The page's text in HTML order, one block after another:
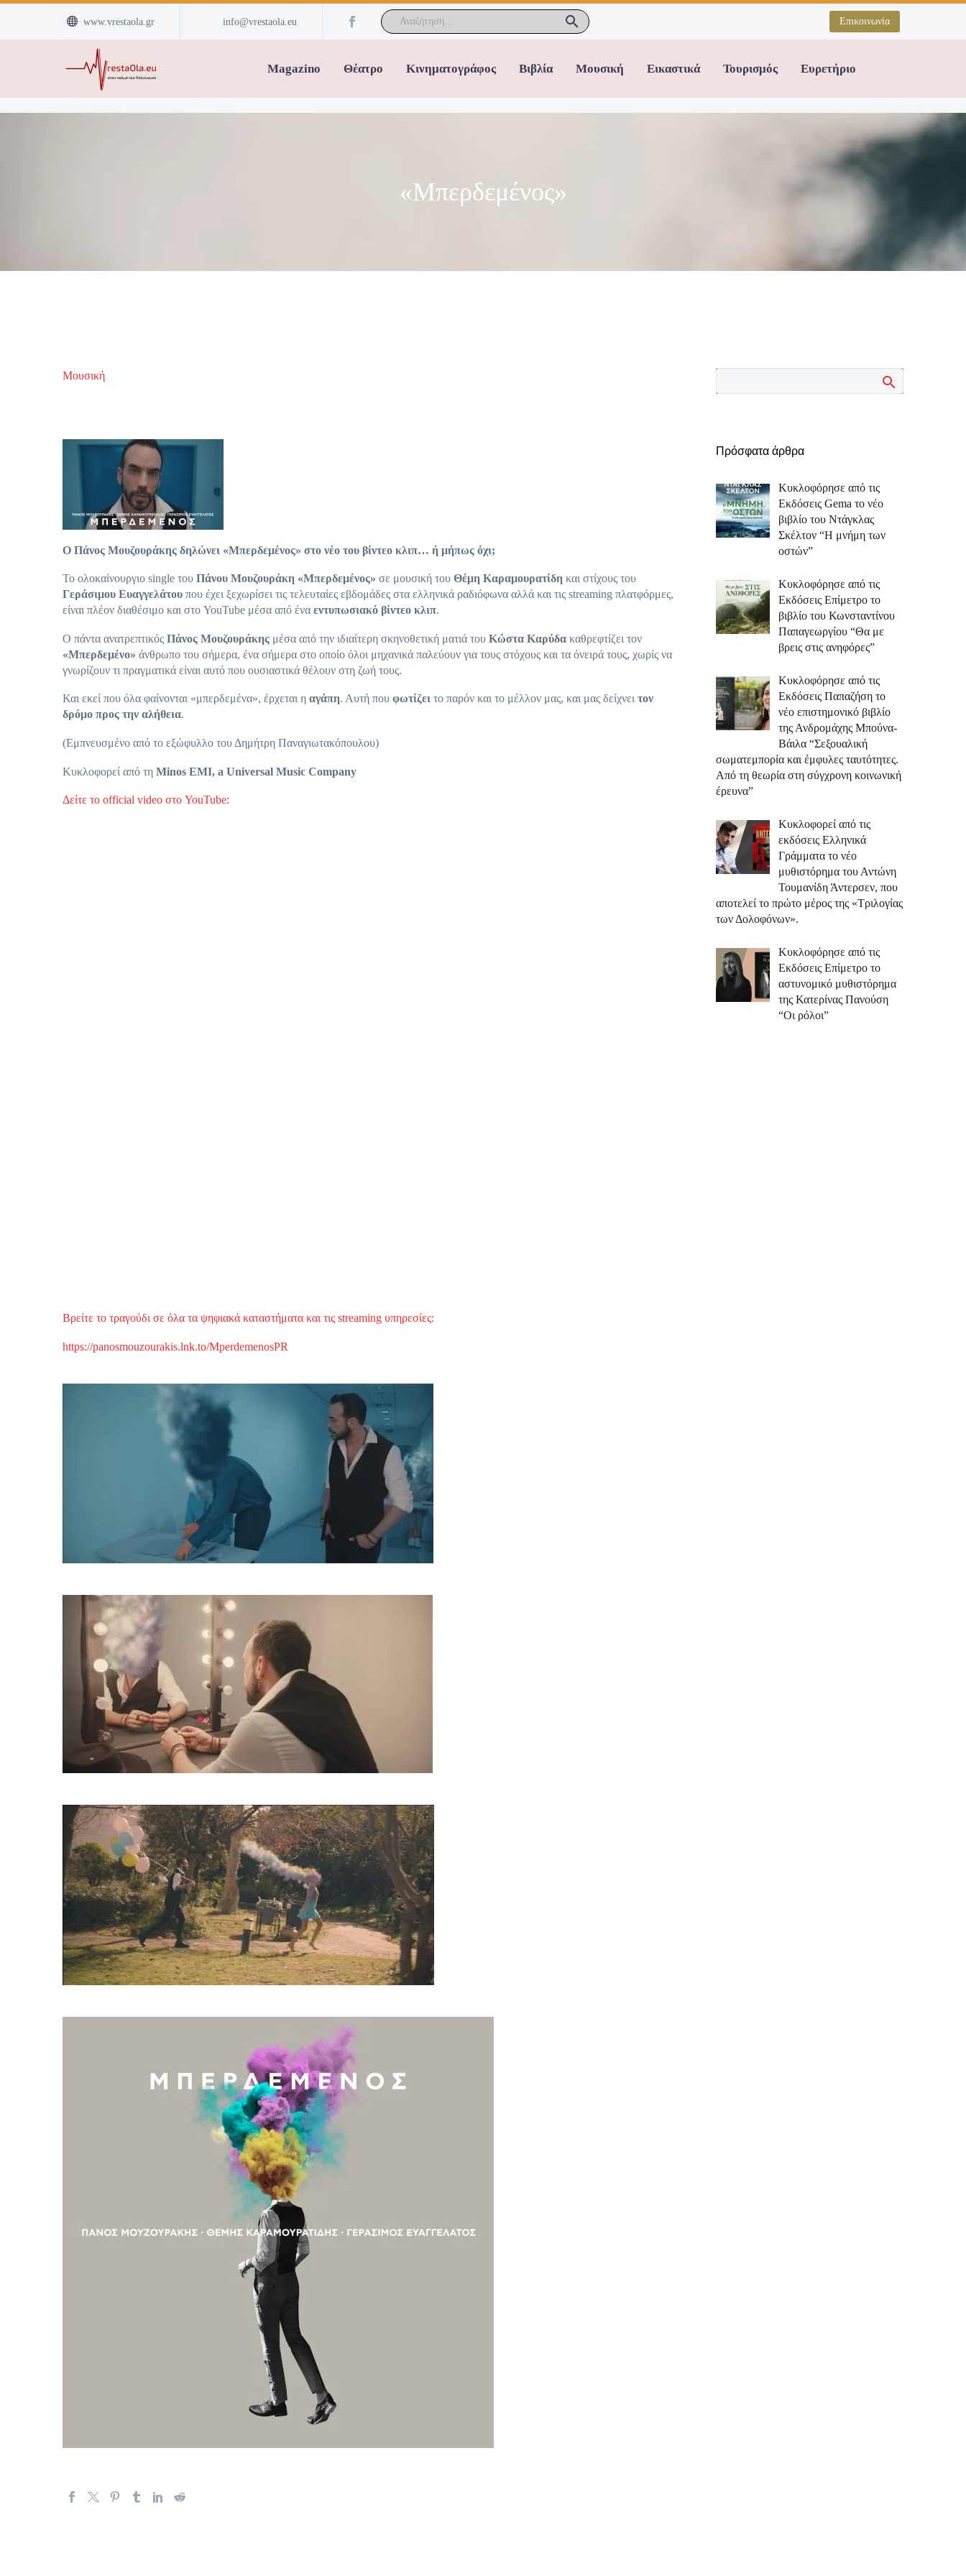

 www.vrestaola.gr info@vrestaola.eu Επικοινωνία
Magazino Θέατρο Κινηματογράφος Βιβλία Μουσική Εικαστικά Τουρισμός Ευρετήριο
«Μπερδεμένος»
Μουσική
Ο Πάνος Μουζουράκης δηλώνει «Μπερδεμένος» στο νέο του βίντεο κλιπ… ή μήπως όχι;
Το ολοκαίνουργιο single του Πάνου Μουζουράκη «Μπερδεμένος» σε μουσική του Θέμη Καραμουρατίδη και στίχους του
Γεράσιμου Ευαγγελάτου που έχει ξεχωρίσει τις τελευταίες εβδομάδες στα ελληνικά ραδιόφωνα αλλά και τις streaming πλατφόρμες,
είναι πλέον διαθέσιμο και στο YouTube μέσα από ένα εντυπωσιακό βίντεο κλιπ.
Ο πάντα ανατρεπτικός Πάνος Μουζουράκης μέσα από την ιδιαίτερη σκηνοθετική ματιά του Κώστα Καρύδα καθρεφτίζει τον
«Μπερδεμένο» άνθρωπο του σήμερα, ένα σήμερα στο οποίο όλοι μηχανικά παλεύουν για τους στόχους και τα όνειρά τους, χωρίς να
γνωρίζουν τι πραγματικά είναι αυτό που ουσιαστικά θέλουν στη ζωή τους.
Και εκεί που όλα φαίνονται «μπερδεμένα», έρχεται η αγάπη. Αυτή που φωτίζει το παρόν και το μέλλον μας, και μας δείχνει τον
δρόμο προς την αλήθεια.
(Εμπνευσμένο από το εξώφυλλο του Δημήτρη Παναγιωτακόπουλου)
Κυκλοφορεί από τη Minos EMI, a Universal Music Company
Δείτε το official video στο YouTube:
Βρείτε το τραγούδι σε όλα τα ψηφιακά καταστήματα και τις streaming υπηρεσίες:
https://panosmouzourakis.lnk.to/MperdemenosPR
Πρόσφατα άρθρα
Κυκλοφόρησε από τις
Εκδόσεις Gema το νέο
βιβλίο του Ντάγκλας
Σκέλτον “Η μνήμη των
οστών”
Κυκλοφόρησε από τις
Εκδόσεις Επίμετρο το
βιβλίο του Κωνσταντίνου
Παπαγεωργίου “Θα με
βρεις στις ανηφόρες”
Κυκλοφόρησε από τις
Εκδόσεις Παπαζήση το
νέο επιστημονικό βιβλίο
της Ανδρομάχης Μπούνα-
Βάιλα “Σεξουαλική
σωματεμπορία και έμφυλες ταυτότητες.
Από τη θεωρία στη σύγχρονη κοινωνική
έρευνα”
Κυκλοφορεί από τις
εκδόσεις Ελληνικά
Γράμματα το νέο
μυθιστόρημα του Αντώνη
Τουμανίδη Άντερσεν, που
αποτελεί το πρώτο μέρος της «Τριλογίας
των Δολοφόνων».
Κυκλοφόρησε από τις
Εκδόσεις Επίμετρο το
αστυνομικό μυθιστόρημα
της Κατερίνας Πανούση
“Οι ρόλοι”